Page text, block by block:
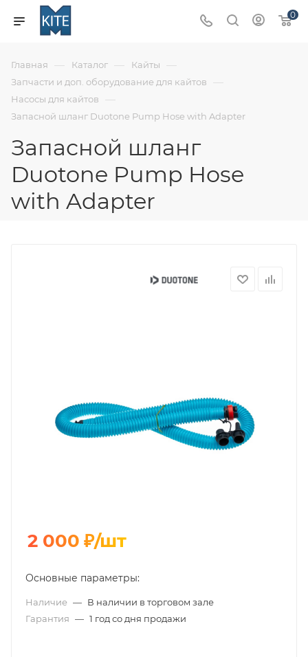
0
Главная — Каталог — Кайты —
Запчасти и доп. оборудование для кайтов —
Насосы для кайтов —
Запасной шланг Duotone Pump Hose with Adapter
Запасной шланг
Duotone Pump Hose
with Adapter
2 000 ₽/шт
Основные параметры:
Наличие — В наличии в торговом зале
Гарантия — 1 год со дня продажи